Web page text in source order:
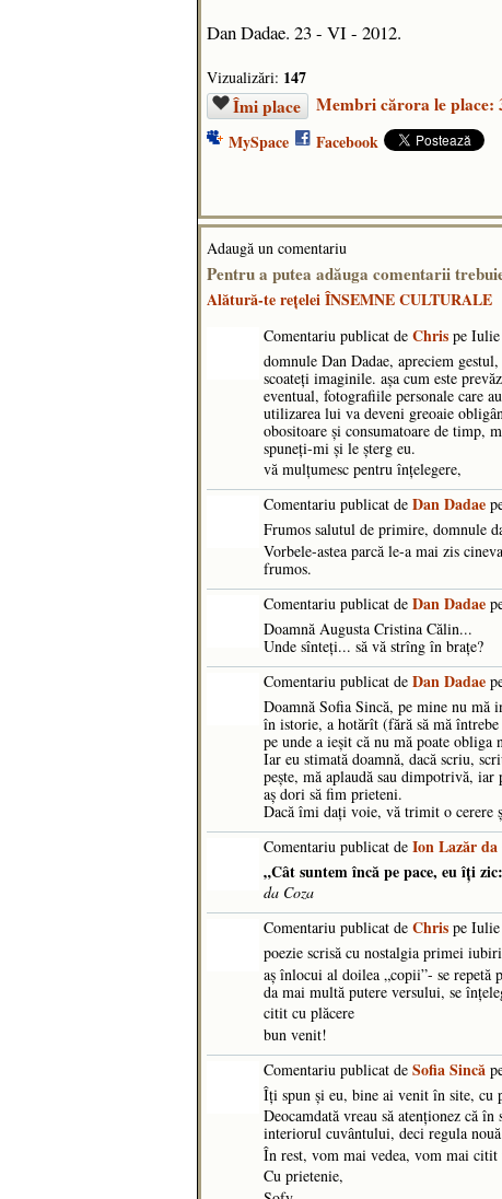
Dan Dadae. 23 - VI - 2012.
Vizualizări: 147
Îmi place Membri cărora le place:
MySpace Facebook
Adaugă un comentariu
Pentru a putea adăuga comentarii
Alătură-te reţelei ÎNSEMNE CULTURALE
Comentariu publicat de Chris pe
domnule Dan Dadae, apreciem
scoateţi imaginile. aşa cum este
eventual, fotografiile personale care
utilizarea lui va deveni greoaie
obositoare şi consumatoare de timp,
spuneţi-mi şi le şterg eu.
vă mulţumesc pentru înţelegere,
Comentariu publicat de Dan Dadae
Frumos salutul de primire, domnule
Vorbele-astea parcă le-a mai zis
frumos.
Comentariu publicat de Dan Dadae
Doamnă Augusta Cristina Călin...
Unde sînteți... să vă strîng în brațe?
Comentariu publicat de Dan Dadae
Doamnă Sofia Sincă, pe mine nu mă
în istorie, a hotărît (fără să mă
pe unde a ieșit că nu mă poate
Iar eu stimată doamnă, dacă scriu,
pește, mă aplaudă sau dimpotrivă,
aș dori să fim prieteni.
Dacă îmi dați voie, vă trimit o cerere
Comentariu publicat de Ion Lazăr da
„Cât suntem încă pe pace, eu îți
da Coza
Comentariu publicat de Chris pe
poezie scrisă cu nostalgia primei iubiri
aş înlocui al doilea „copii”- se repetă
da mai multă putere versului, se
citit cu plăcere
bun venit!
Comentariu publicat de Sofia Sincă
Îți spun și eu, bine ai venit în site, cu
Deocamdată vreau să atenționez că
interiorul cuvântului, deci regula
În rest, vom mai vedea, vom mai citit
Cu prietenie,